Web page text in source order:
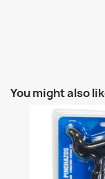
You might also